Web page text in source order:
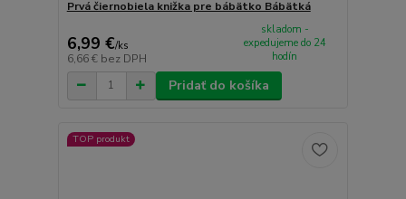
Prvá čiernobiela knižka pre bábätko Bábätká
6,99 €/ks
6,66 € bez DPH
skladom -
expedujeme do 24
hodín
Pridať do košíka
TOP produkt